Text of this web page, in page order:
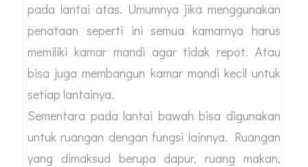
pada lantai atas. Umumnya jika menggunakan
penataan seperti ini semua kamarnya harus
memiliki kamar mandi agar tidak repot. Atau
bisa juga membangun kamar mandi kecil untuk
setiap lantainya.
Sementara pada lantai bawah bisa digunakan
untuk ruangan dengan fungsi lainnya. Ruangan
yang dimaksud berupa dapur, ruang makan,